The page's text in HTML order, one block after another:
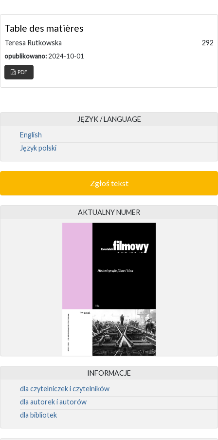
Table des matières
Teresa Rutkowska 292
opublikowano: 2024-10-01
PDF
JĘZYK / LANGUAGE
English
Język polski
Zgłoś tekst
AKTUALNY NUMER
INFORMACJE
dla czytelniczek i czytelników
dla autorek i autorów
dla bibliotek